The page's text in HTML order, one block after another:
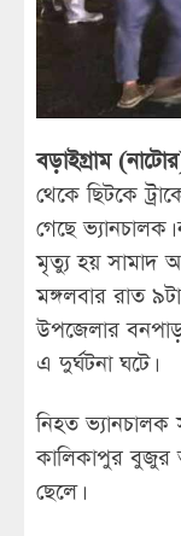
বড়াইগ্রাম
থেকে ছিটকে
গেছে ভ্যানচালক।
মৃত্যু হয় সামাদ
মঙ্গলবার রাত
উপজেলার
এ দুর্ঘটনা ঘটে।
নিহত
কালিকাপুর বুজুর
ছেলে।